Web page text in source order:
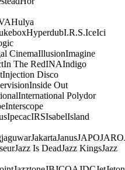
Hulya
HyperdubI.R.S.IceIci
CinemaIllusionImagine
In The RedINAIndigo
Injection Disco
Inside Out
International Polydor
Interscope
IpecacIRSIsabelIsland
JakartaJanusJAPOJARO
Jazz Is DeadJazz KingsJazz